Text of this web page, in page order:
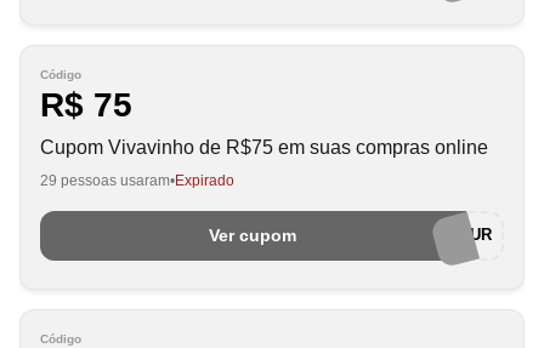
Código
R$ 75
Cupom Vivavinho de R$75 em suas compras online
29 pessoas usaram Expirado
Ver cupom HAPPYHOUR
Código